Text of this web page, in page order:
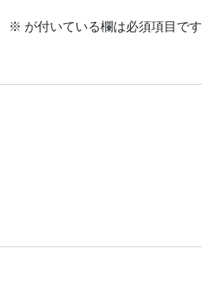
※ が付いている欄は必須項目です